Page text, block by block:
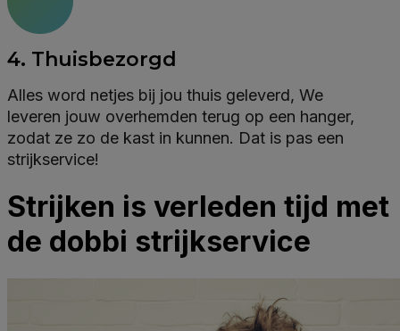
4. Thuisbezorgd
Alles word netjes bij jou thuis geleverd, We
leveren jouw overhemden terug op een hanger,
zodat ze zo de kast in kunnen. Dat is pas een
strijkservice!
Strijken is verleden tijd met
de dobbi strijkservice